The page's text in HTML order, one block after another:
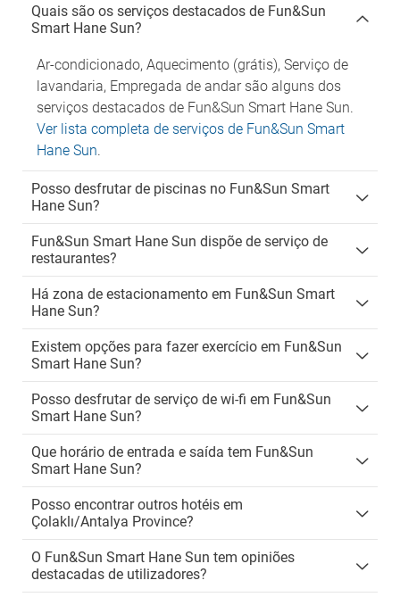
Quais são os serviços destacados de Fun&Sun
Smart Hane Sun?
Ar-condicionado, Aquecimento (grátis), Serviço de
lavandaria, Empregada de andar são alguns dos
serviços destacados de Fun&Sun Smart Hane Sun.
Ver lista completa de serviços de Fun&Sun Smart
Hane Sun.
Posso desfrutar de piscinas no Fun&Sun Smart
Hane Sun?
Fun&Sun Smart Hane Sun dispõe de serviço de
restaurantes?
Há zona de estacionamento em Fun&Sun Smart
Hane Sun?
Existem opções para fazer exercício em Fun&Sun
Smart Hane Sun?
Posso desfrutar de serviço de wi-fi em Fun&Sun
Smart Hane Sun?
Que horário de entrada e saída tem Fun&Sun
Smart Hane Sun?
Posso encontrar outros hotéis em
Çolaklı/Antalya Province?
O Fun&Sun Smart Hane Sun tem opiniões
destacadas de utilizadores?